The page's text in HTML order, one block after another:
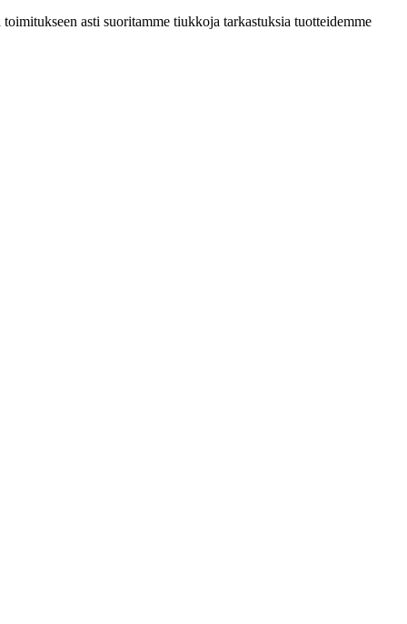
asti suoritamme tiukkoja tarkastuksia tuotteidemme